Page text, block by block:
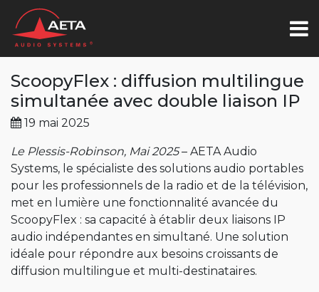
ScoopyFlex : diffusion multilingue
simultanée avec double liaison IP
19 mai 2025
Le Plessis-Robinson, Mai 2025– AETA Audio
Systems, le spécialiste des solutions audio portables
pour les professionnels de la radio et de la télévision,
met en lumière une fonctionnalité avancée du
ScoopyFlex : sa capacité à établir deux liaisons IP
audio indépendantes en simultané. Une solution
idéale pour répondre aux besoins croissants de
diffusion multilingue et multi-destinataires.